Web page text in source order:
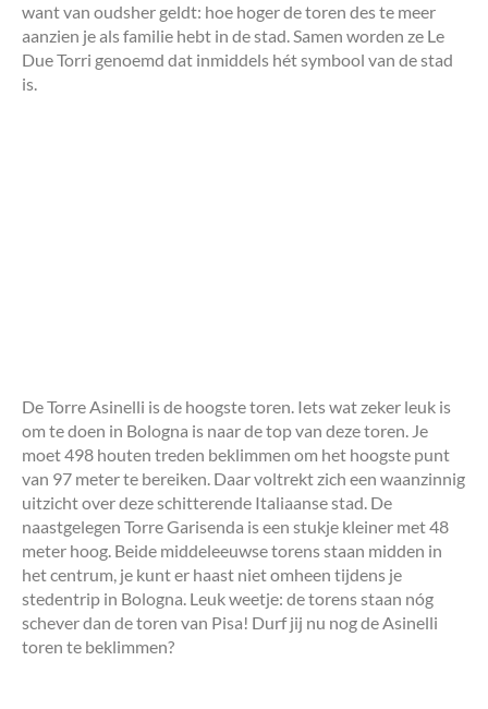
want van oudsher geldt: hoe hoger de toren des te meer
aanzien je als familie hebt in de stad. Samen worden ze Le
Due Torri genoemd dat inmiddels hét symbool van de stad
is.
De Torre Asinelli is de hoogste toren. Iets wat zeker leuk is
om te doen in Bologna is naar de top van deze toren. Je
moet 498 houten treden beklimmen om het hoogste punt
van 97 meter te bereiken. Daar voltrekt zich een waanzinnig
uitzicht over deze schitterende Italiaanse stad. De
naastgelegen Torre Garisenda is een stukje kleiner met 48
meter hoog. Beide middeleeuwse torens staan midden in
het centrum, je kunt er haast niet omheen tijdens je
stedentrip in Bologna. Leuk weetje: de torens staan nóg
schever dan de toren van Pisa! Durf jij nu nog de Asinelli
toren te beklimmen?